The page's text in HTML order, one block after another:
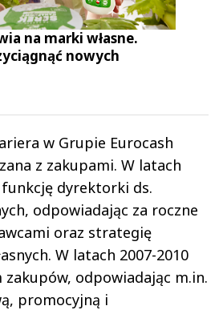
na marki własne.
nowych
w Grupie Eurocash
z zakupami. W latach
funkcję dyrektorki ds.
odpowiadając za roczne
oraz strategię
W latach 2007-2010
zakupów, odpowiadając m.in.
promocyjną i